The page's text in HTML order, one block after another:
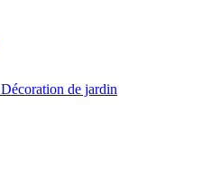
Décoration de jardin